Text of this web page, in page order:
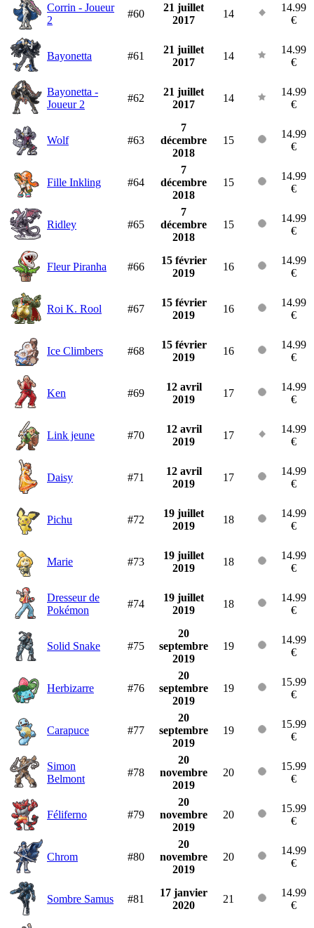
Corrin - Joueur
2
#60
21 juillet
2017
14
14.99
€
Bayonetta #61
21 juillet
2017
14
14.99
€
Bayonetta -
Joueur 2
#62
21 juillet
2017
14
14.99
€
Wolf #63
7
décembre
2018
15
14.99
€
Fille Inkling #64
7
décembre
2018
15
14.99
€
Ridley #65
7
décembre
2018
15
14.99
€
Fleur Piranha #66
15 février
2019
16
14.99
€
Roi K. Rool #67
15 février
2019
16
14.99
€
Ice Climbers #68
15 février
2019
16
14.99
€
Ken #69
12 avril
2019
17
14.99
€
Link jeune #70
12 avril
2019
17
14.99
€
Daisy #71
12 avril
2019
17
14.99
€
Pichu #72
19 juillet
2019
18
14.99
€
Marie #73
19 juillet
2019
18
14.99
€
Dresseur de
Pokémon
#74
19 juillet
2019
18
14.99
€
Solid Snake #75
20
septembre
2019
19
14.99
€
Herbizarre #76
20
septembre
2019
19
15.99
€
Carapuce #77
20
septembre
2019
19
15.99
€
Simon
Belmont
#78
20
novembre
2019
20
15.99
€
Féliferno #79
20
novembre
2019
20
15.99
€
Chrom #80
20
novembre
2019
20
14.99
€
Sombre Samus #81
17 janvier
2020
21
14.99
€